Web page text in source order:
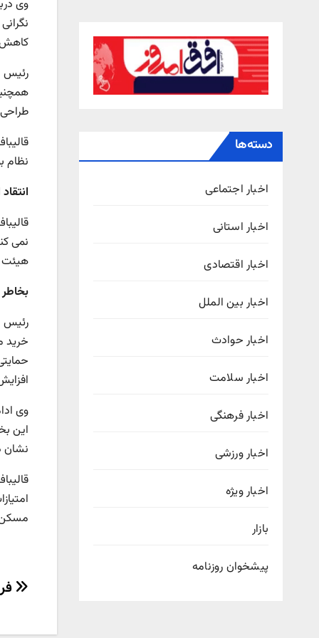
دسته‌ها
اخبار اجتماعی
اخبار استانی
اخبار اقتصادی
اخبار بین الملل
اخبار حوادث
اخبار سلامت
اخبار فرهنگی
اخبار ورزشی
اخبار ویژه
بازار
پیشخوان روزنامه
وی
کاهش
رئیس
نظام
هیئت
رئیس
خرید
وی
نشان
مسکن